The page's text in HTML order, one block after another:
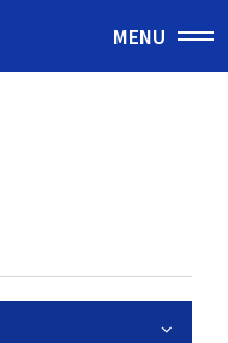
MENU